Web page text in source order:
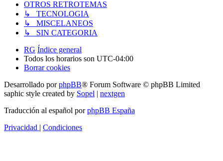
OTROS RETROTEMAS
↳ TECNOLOGIA
↳ MISCELANEOS
↳ SIN CATEGORIA
RG Índice general
Todos los horarios son UTC-04:00
Borrar cookies
Desarrollado porphpBB® Forum Software © phpBB Limited
saphic style created by Sopel | nextgen
Traducción al español porphpBB España
Privacidad | Condiciones